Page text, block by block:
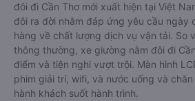
đôi đi Cần Thơ mới xuất hiện tại Việt
đôi ra đời nhằm đáp ứng yêu cầu ngày
hàng về chất lượng dịch vụ vận tải. So
thông thường, xe giường nằm đôi đi
điểm và tiện nghi vượt trội. Màn hình
phim giải trí, wifi, và nước uống và
hành khách suốt hành trình.